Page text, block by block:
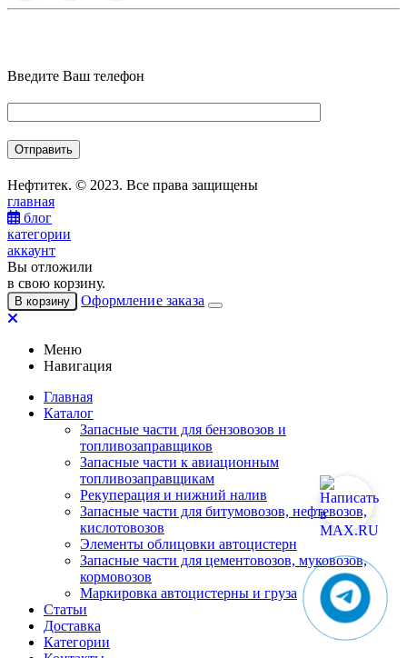
Введите Ваш телефон
Нефтитек. © 2023. Все права защищены
главная
блог
категории
аккаунт
Вы отложили
в свою корзину.
В корзину Оформление заказа
Меню
Навигация
Главная
Каталог
Запасные части для бензовозов и
топливозаправщиков
Запасные части к авиационным
топливозаправщикам
Рекуперация и нижний налив
Запасные части для битумовозов, нефтевозов,
кислотовозов
Элементы облицовки автоцистерн
Запасные части для цементовозов, муковозов,
кормовозов
Маркировка автоцистерны и груза
Статьи
Доставка
Категории